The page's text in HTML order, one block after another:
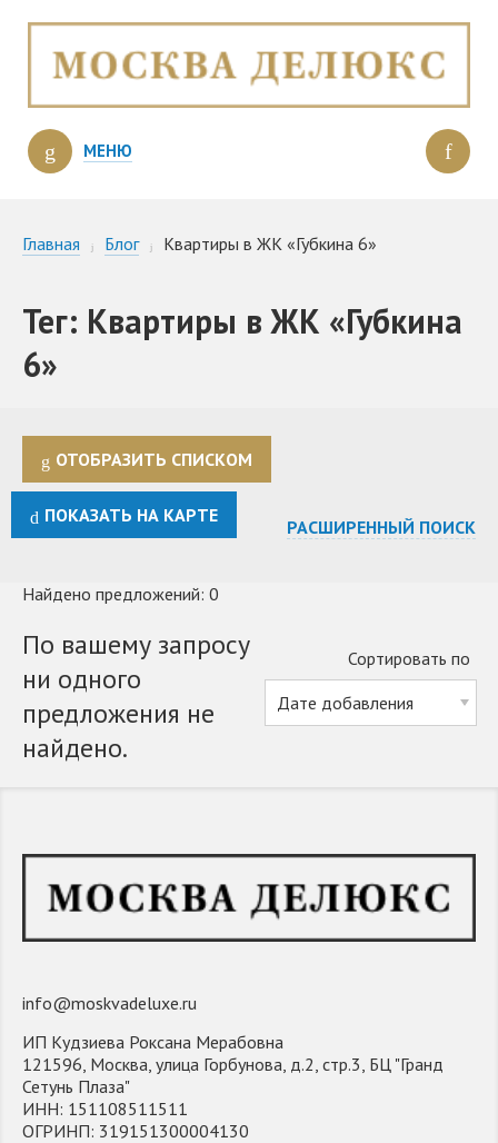
МЕНЮ
Главная Блог Квартиры в ЖК «Губкина 6»
Тег: Квартиры в ЖК «Губкина
6»
ОТОБРАЗИТЬ СПИСКОМ
ПОКАЗАТЬ НА КАРТЕ
РАСШИРЕННЫЙ ПОИСК
Найдено предложений: 0
Сортировать по
По вашему запросу
ни одного
предложения не
найдено.
info@moskvadeluxe.ru
ИП Кудзиева Роксана Мерабовна
121596, Москва, улица Горбунова, д.2, стр.3, БЦ "Гранд
Сетунь Плаза"
ИНН: 151108511511
ОГРИНП: 319151300004130